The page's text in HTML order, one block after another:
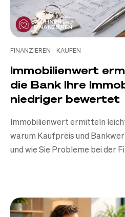
FINANZIEREN KAUFEN
Immobilienwert
die Bank Ihre
niedriger bewertet
Immobilienwert ermitteln
warum Kaufpreis und
und wie Sie Probleme bei der